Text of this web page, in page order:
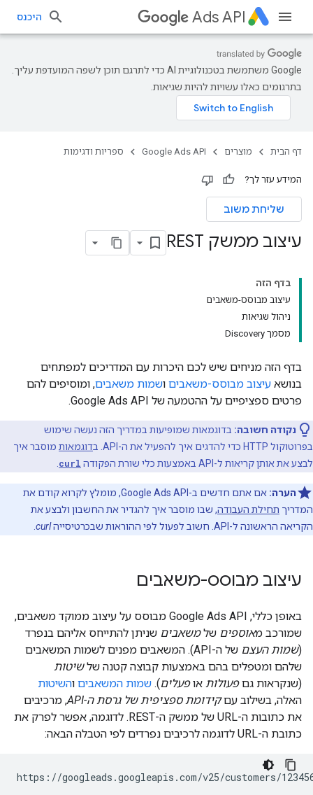
Ads API היכנס
‫Google משתמשת בטכנולוגיית AI כדי לתרגם תוכן לשפה המועדפת עליך.
בתרגומים כאלו עשויות להיות שגיאות.
דף הבית מוצרים Google Ads API ספריות ודגימות
המידע עזר לך?
שליחת משוב
עיצוב ממשק REST
בדף הזה
עיצוב מבוסס-משאבים
ניהול שגיאות
מסמך Discovery
בדף הזה מניחים שיש לכם היכרות עם המדריכים למפתחים
בנושא עיצוב מבוסס-משאבים ושמות משאבים, ומוסיפים להם
פרטים ספציפיים על ההטמעה של Google Ads API.
נקודה חשובה: בדוגמאות שמופיעות במדריך הזה נעשה שימוש
בפרוטוקול HTTP כדי להדגים איך להפעיל את ה-API. ב
דוגמאות מוסבר איך
לבצע את אותן קריאות ל-API באמצעות כלי שורת הפקודה
curl
הערה:
אם אתם חדשים ב-Google Ads API, מומלץ לקרוא קודם את
המדריך תחילת העבודה, שבו מוסבר איך להגדיר את החשבון ולבצע את
הקריאה הראשונה ל-API. חשוב לפעול לפי ההוראות שבכרטיסייה
curl
עיצוב מבוסס-משאבים
באופן כללי, Google Ads API מבוסס על עיצוב ממוקד משאבים,
שמורכב מאוספים שלמשאבים שניתן להתייחס אליהם בנפרד
(שמות העצם
של ה-API). המשאבים מפנים לשמות המשאבים
שלהם ומטפלים בהם באמצעות קבוצה קטנה שלשיטות
(שנקראות גםפעולות אופעלים). שמות המשאבים והשיטות
האלה, בשילוב עםקידומת ספציפית של גרסת ה-API
, מרכיבים
את כתובות ה-URL של ממשק ה-REST. לדוגמה, אפשר לפרק את
כתובת ה-URL לדוגמה לרכיבים נפרדים לפי הטבלה הבאה: